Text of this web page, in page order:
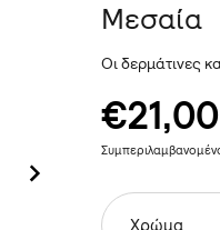
Μεσαία
Οι δερμάτινες
€21,00
Χρώμα